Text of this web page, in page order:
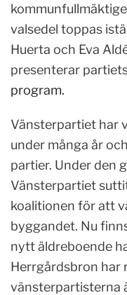
valsedel toppas
Huerta och Eva
presenterar
program.
Vänsterpartiet har
under många år
partier. Under den
Vänsterpartiet
koalitionen för att
byggandet. Nu
nytt äldreboende
Herrgårdsbron har
vänsterpartisterna